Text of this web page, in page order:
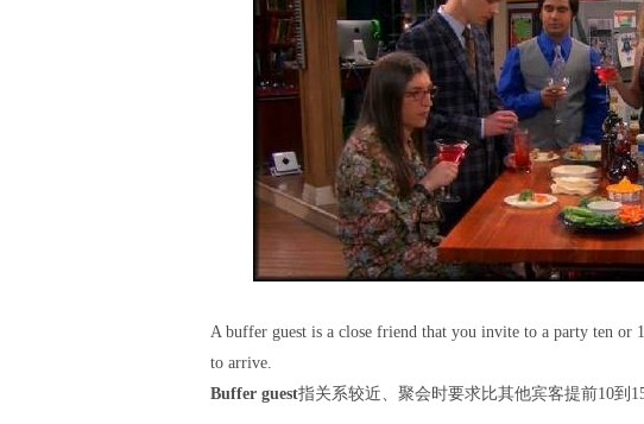
A buffer guest is a close friend that you invite to a party ten or
to arrive.
Buffer guest指关系较近、聚会时要求比其他宾客提前10到